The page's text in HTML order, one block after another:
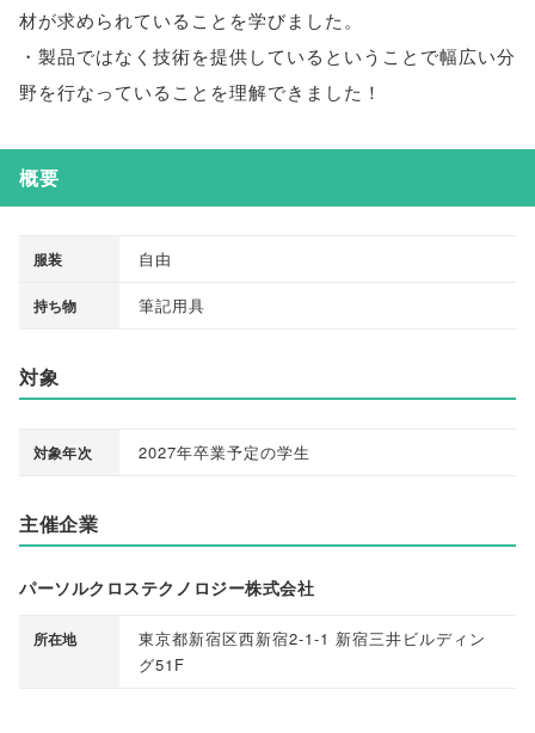
材が求められていることを学びました。
・製品ではなく技術を提供しているということで幅広い分
野を行なっていることを理解できました！
概要
服装 自由
持ち物 筆記用具
対象
対象年次 2027年卒業予定の学生
主催企業
パーソルクロステクノロジー株式会社
所在地
東京都新宿区西新宿2-1-1 新宿三井ビルディン
グ51F